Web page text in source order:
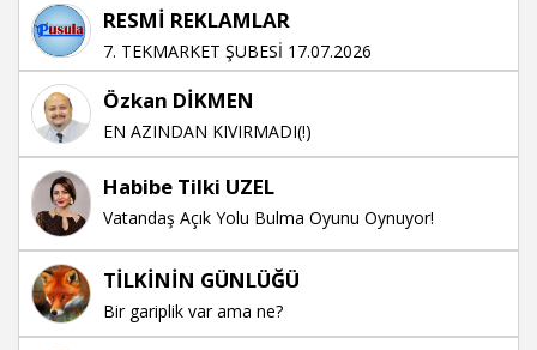
RESMİ REKLAMLAR
7. TEKMARKET ŞUBESİ 17.07.2026
Özkan DİKMEN
EN AZINDAN KIVIRMADI(!)
Habibe Tilki UZEL
Vatandaş Açık Yolu Bulma Oyunu Oynuyor!
TİLKİNİN GÜNLÜĞÜ
Bir gariplik var ama ne?